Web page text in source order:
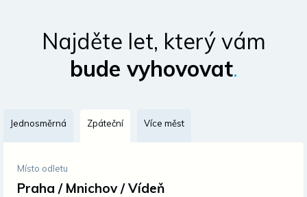
Přihlásit se
Najděte let, který vám
bude vyhovovat.
Jednosměrná Zpáteční Více měst
Místo odletu
Praha / Mnichov / Vídeň